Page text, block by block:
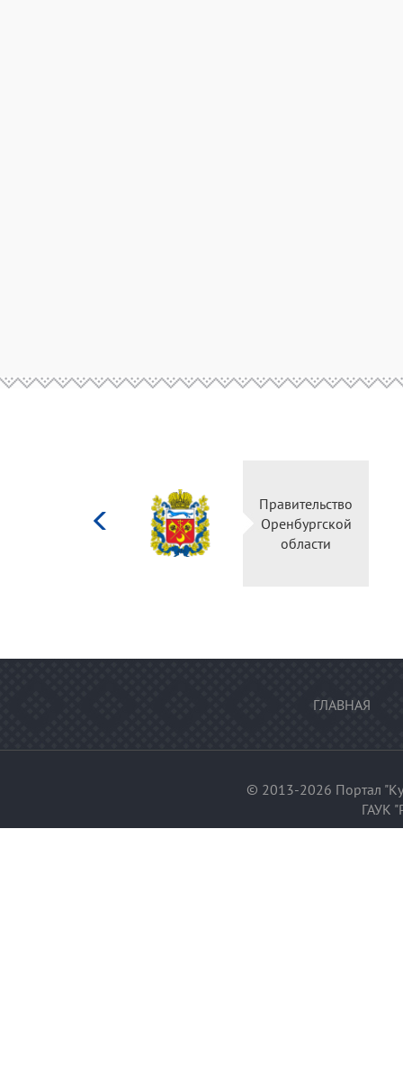
Правительство
Оренбургской
области
ГЛАВНАЯ
© 2013-2026 Портал
ГАУК